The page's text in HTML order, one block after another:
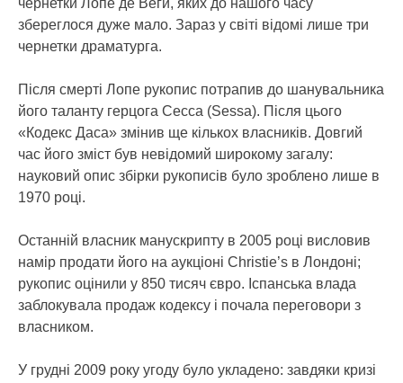
чернетки Лопе де Веги, яких до нашого часу
збереглося дуже мало. Зараз у світі відомі лише три
чернетки драматурга.
Після смерті Лопе рукопис потрапив до шанувальника
його таланту герцога Сесса (Sessa). Після цього
«Кодекс Даса» змінив ще кількох власників. Довгий
час його зміст був невідомий широкому загалу:
науковий опис збірки рукописів було зроблено лише в
1970 році.
Останній власник манускрипту в 2005 році висловив
намір продати його на аукціоні Christie’s в Лондоні;
рукопис оцінили у 850 тисяч євро. Іспанська влада
заблокувала продаж кодексу і почала переговори з
власником.
У грудні 2009 року угоду було укладено: завдяки кризі